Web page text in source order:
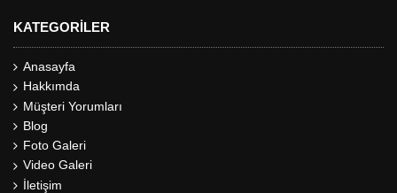
KATEGORILER
Anasayfa
Hakkımda
Müşteri Yorumları
Blog
Foto Galeri
Video Galeri
İletişim